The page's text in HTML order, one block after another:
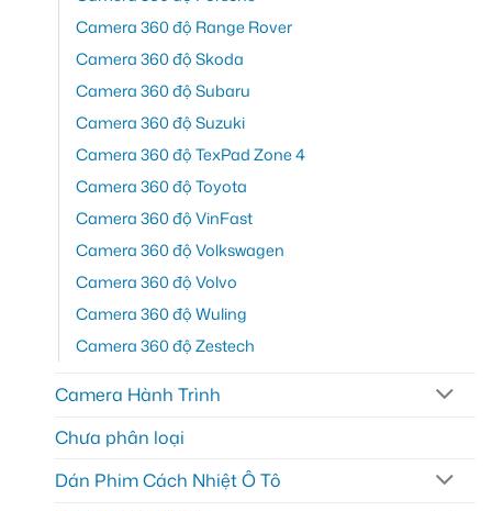
Camera 360 độ Range Rover
Camera 360 độ Skoda
Camera 360 độ Subaru
Camera 360 độ Suzuki
Camera 360 độ TexPad Zone 4
Camera 360 độ Toyota
Camera 360 độ VinFast
Camera 360 độ Volkswagen
Camera 360 độ Volvo
Camera 360 độ Wuling
Camera 360 độ Zestech
Camera Hành Trình
Chưa phân loại
Dán Phim Cách Nhiệt Ô Tô